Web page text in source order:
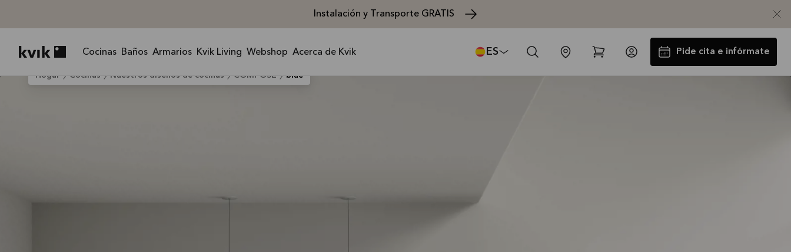
Instalación y Transporte GRATIS
Cocinas Baños Armarios Kvik Living Webshop Acerca de Kvik ES Pide cita e infórmate
Hogar Cocinas Nuestros diseños de cocinas COMPOSE blue